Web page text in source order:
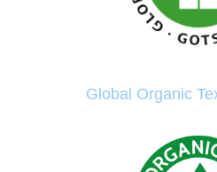
Global Organic